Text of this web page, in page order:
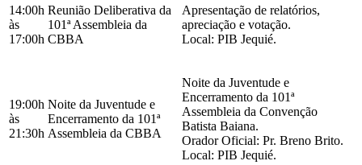
14:00h
às
17:00h
Reunião Deliberativa da
101ª Assembleia da
CBBA
Apresentação de relatórios,
apreciação e votação.
Local: PIB Jequié.
19:00h
às
21:30h
Noite da Juventude e
Encerramento da 101ª
Assembleia da CBBA
Noite da Juventude e
Encerramento da 101ª
Assembleia da Convenção
Batista Baiana.
Orador Oficial: Pr. Breno Brito.
Local: PIB Jequié.